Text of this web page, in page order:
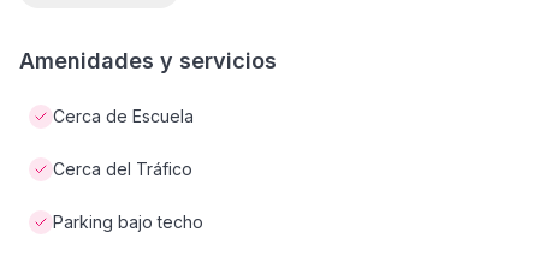
Amenidades y servicios
Cerca de Escuela
Cerca del Tráfico
Parking bajo techo